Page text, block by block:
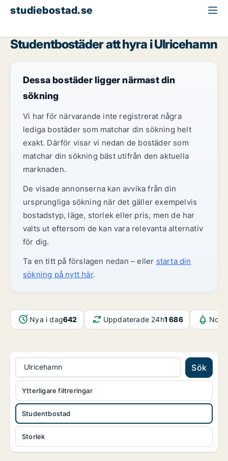
studiebostad.se
Studentbostäder att hyra i Ulricehamn
Dessa bostäder ligger närmast din
sökning
Vi har för närvarande inte registrerat några
lediga bostäder som matchar din sökning helt
exakt. Därför visar vi nedan de bostäder som
matchar din sökning bäst utifrån den aktuella
marknaden.
De visade annonserna kan avvika från din
ursprungliga sökning när det gäller exempelvis
bostadstyp, läge, storlek eller pris, men de har
valts ut eftersom de kan vara relevanta alternativ
för dig.
Ta en titt på förslagen nedan – eller starta din
sökning på nytt här.
Nya i dag642 Uppdaterade 24h1 686
Ulricehamn Sök
Studentbostad
Storlek
Ytterligare filtreringar